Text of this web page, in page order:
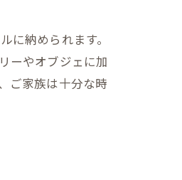
納められます。
ーやオブジェに加
ご家族は十分な時